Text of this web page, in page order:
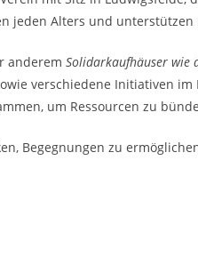
jeden Alters und unterstützen
anderem Solidarkaufhäuser wie
verschiedene Initiativen im
um Ressourcen zu
Begegnungen zu